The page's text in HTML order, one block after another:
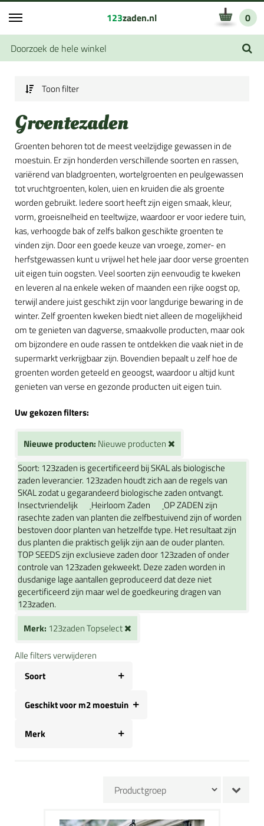
123zaden.nl 0
Toon filter
Groentezaden
Groenten behoren tot de meest veelzijdige gewassen in de
moestuin. Er zijn honderden verschillende soorten en rassen,
variërend van bladgroenten, wortelgroenten en peulgewassen
tot vruchtgroenten, kolen, uien en kruiden die als groente
worden gebruikt. Iedere soort heeft zijn eigen smaak, kleur,
vorm, groeisnelheid en teeltwijze, waardoor er voor iedere tuin,
kas, verhoogde bak of zelfs balkon geschikte groenten te
vinden zijn. Door een goede keuze van vroege, zomer- en
herfstgewassen kunt u vrijwel het hele jaar door verse groenten
uit eigen tuin oogsten. Veel soorten zijn eenvoudig te kweken
en leveren al na enkele weken of maanden een rijke oogst op,
terwijl andere juist geschikt zijn voor langdurige bewaring in de
winter. Zelf groenten kweken biedt niet alleen de mogelijkheid
om te genieten van dagverse, smaakvolle producten, maar ook
om bijzondere en oude rassen te ontdekken die vaak niet in de
supermarkt verkrijgbaar zijn. Bovendien bepaalt u zelf hoe de
groenten worden geteeld en geoogst, waardoor u altijd kunt
genieten van verse en gezonde producten uit eigen tuin.
Uw gekozen filters:
Nieuwe producten: Nieuwe producten
Soort: 123zaden is gecertificeerd bij SKAL als biologische
zaden leverancier. 123zaden houdt zich aan de regels van
SKAL zodat u gegarandeerd biologische zaden ontvangt.
Insectvriendelijk
Heirloom Zaden
OP ZADEN zijn
rasechte zaden van planten die zelfbestuivend zijn of worden
bestoven door planten van hetzelfde type. Het resultaat zijn
dus planten die praktisch gelijk zijn aan de ouder planten.
TOP SEEDS zijn exclusieve zaden door 123zaden of onder
controle van 123zaden gekweekt. Deze zaden worden in
dusdanige lage aantallen geproduceerd dat deze niet
gecertificeerd zijn maar wel de goedkeuring dragen van
123zaden.
Merk: 123zaden Topselect
Alle filters verwijderen
Soort
Geschikt voor m2 moestuin
Merk